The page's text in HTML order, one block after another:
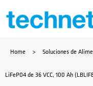
Saltar
contenido
Home > Soluciones de
LiFeP04 de 36 VCC, 100 Ah